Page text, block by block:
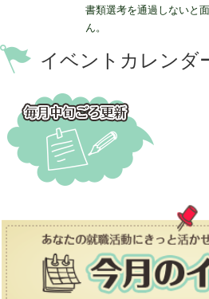
書類選考を通過しないと
ん。
イベントカレンダ